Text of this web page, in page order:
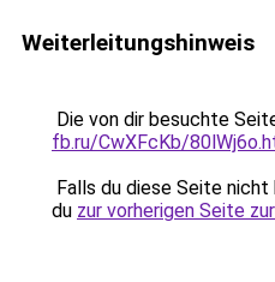
Weiterleitungshinweis
Die von dir besuchte
fb.ru/CwXFcKb/
Falls du diese Seite
du zur vorherigen Seite